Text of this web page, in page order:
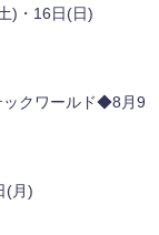
)・16日(日)
ックワールド◆8月9
(月)